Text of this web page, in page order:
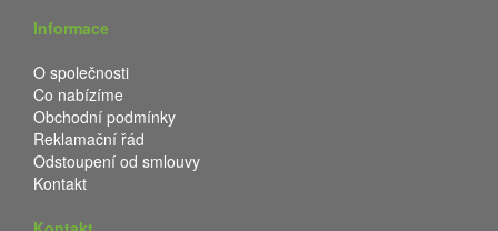
Informace
O společnosti
Co nabízíme
Obchodní podmínky
Reklamační řád
Odstoupení od smlouvy
Kontakt